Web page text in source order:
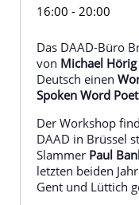
16:00 - 20:00
Das DAAD-Büro
von Michael Hörig
Deutsch einen
Spoken Word
Der Workshop
DAAD in Brüssel
Slammer Paul
letzten beiden
Gent und Lüttich